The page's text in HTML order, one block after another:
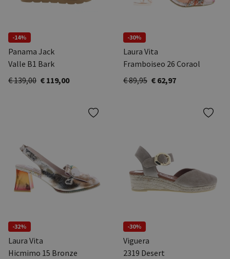
-14%
Panama Jack
Valle B1 Bark
€ 139,00 € 119,00
-30%
Laura Vita
Framboiseo 26 Coraol
€ 89,95 € 62,97
-32%
Laura Vita
Hicmimo 15 Bronze
-30%
Viguera
2319 Desert